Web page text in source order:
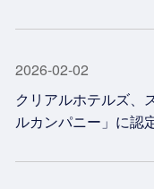
2026-02-02
クリアルホテルズ、
ルカンパニー」に認